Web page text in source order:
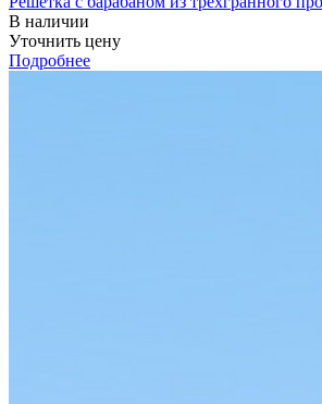
В наличии
Уточнить цену
Подробнее